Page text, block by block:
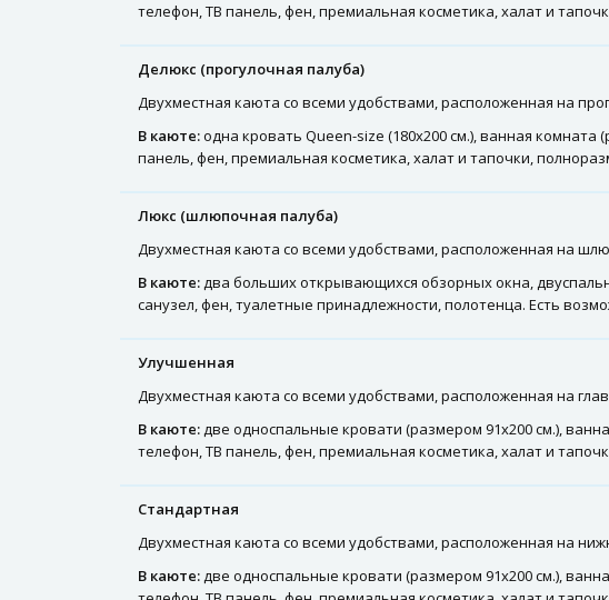
телефон, ТВ панель, фен, премиальная косметика, халат и
Делюкс (прогулочная палуба)
Двухместная каюта со всеми удобствами, расположенная на
В каюте:одна кровать Queen-size (180х200 см.), ванная
панель, фен, премиальная косметика, халат и тапочки,
Люкс (шлюпочная палуба)
Двухместная каюта со всеми удобствами, расположенная на
В каюте:два больших открывающихся обзорных окна,
санузел, фен, туалетные принадлежности, полотенца. Есть
Улучшенная
Двухместная каюта со всеми удобствами, расположенная на
В каюте:две односпальные кровати (размером 91х200 см.),
телефон, ТВ панель, фен, премиальная косметика, халат и
Стандартная
Двухместная каюта со всеми удобствами, расположенная на
В каюте:две односпальные кровати (размером 91х200 см.),